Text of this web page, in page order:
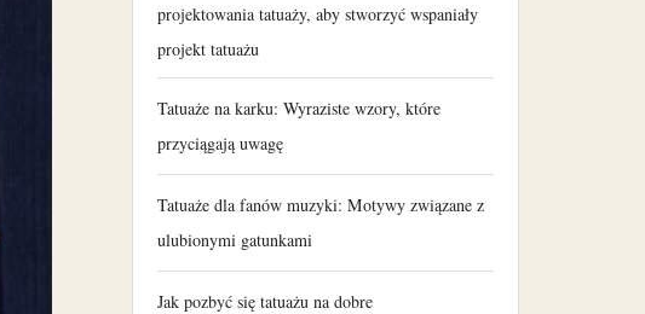
projektowania tatuaży, aby stworzyć wspaniały
projekt tatuażu
Tatuaże na karku: Wyraziste wzory, które
przyciągają uwagę
Tatuaże dla fanów muzyki: Motywy związane z
ulubionymi gatunkami
Jak pozbyć się tatuażu na dobre